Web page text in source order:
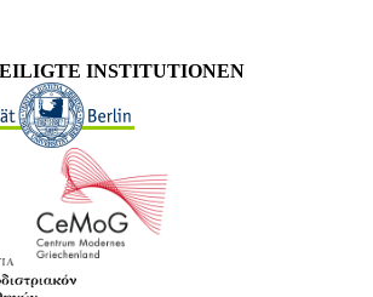
INSTITUTIONEN